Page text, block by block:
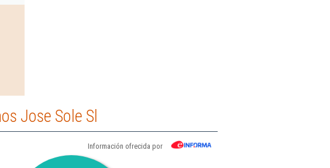
Jose Sole Sl
Información ofrecida por